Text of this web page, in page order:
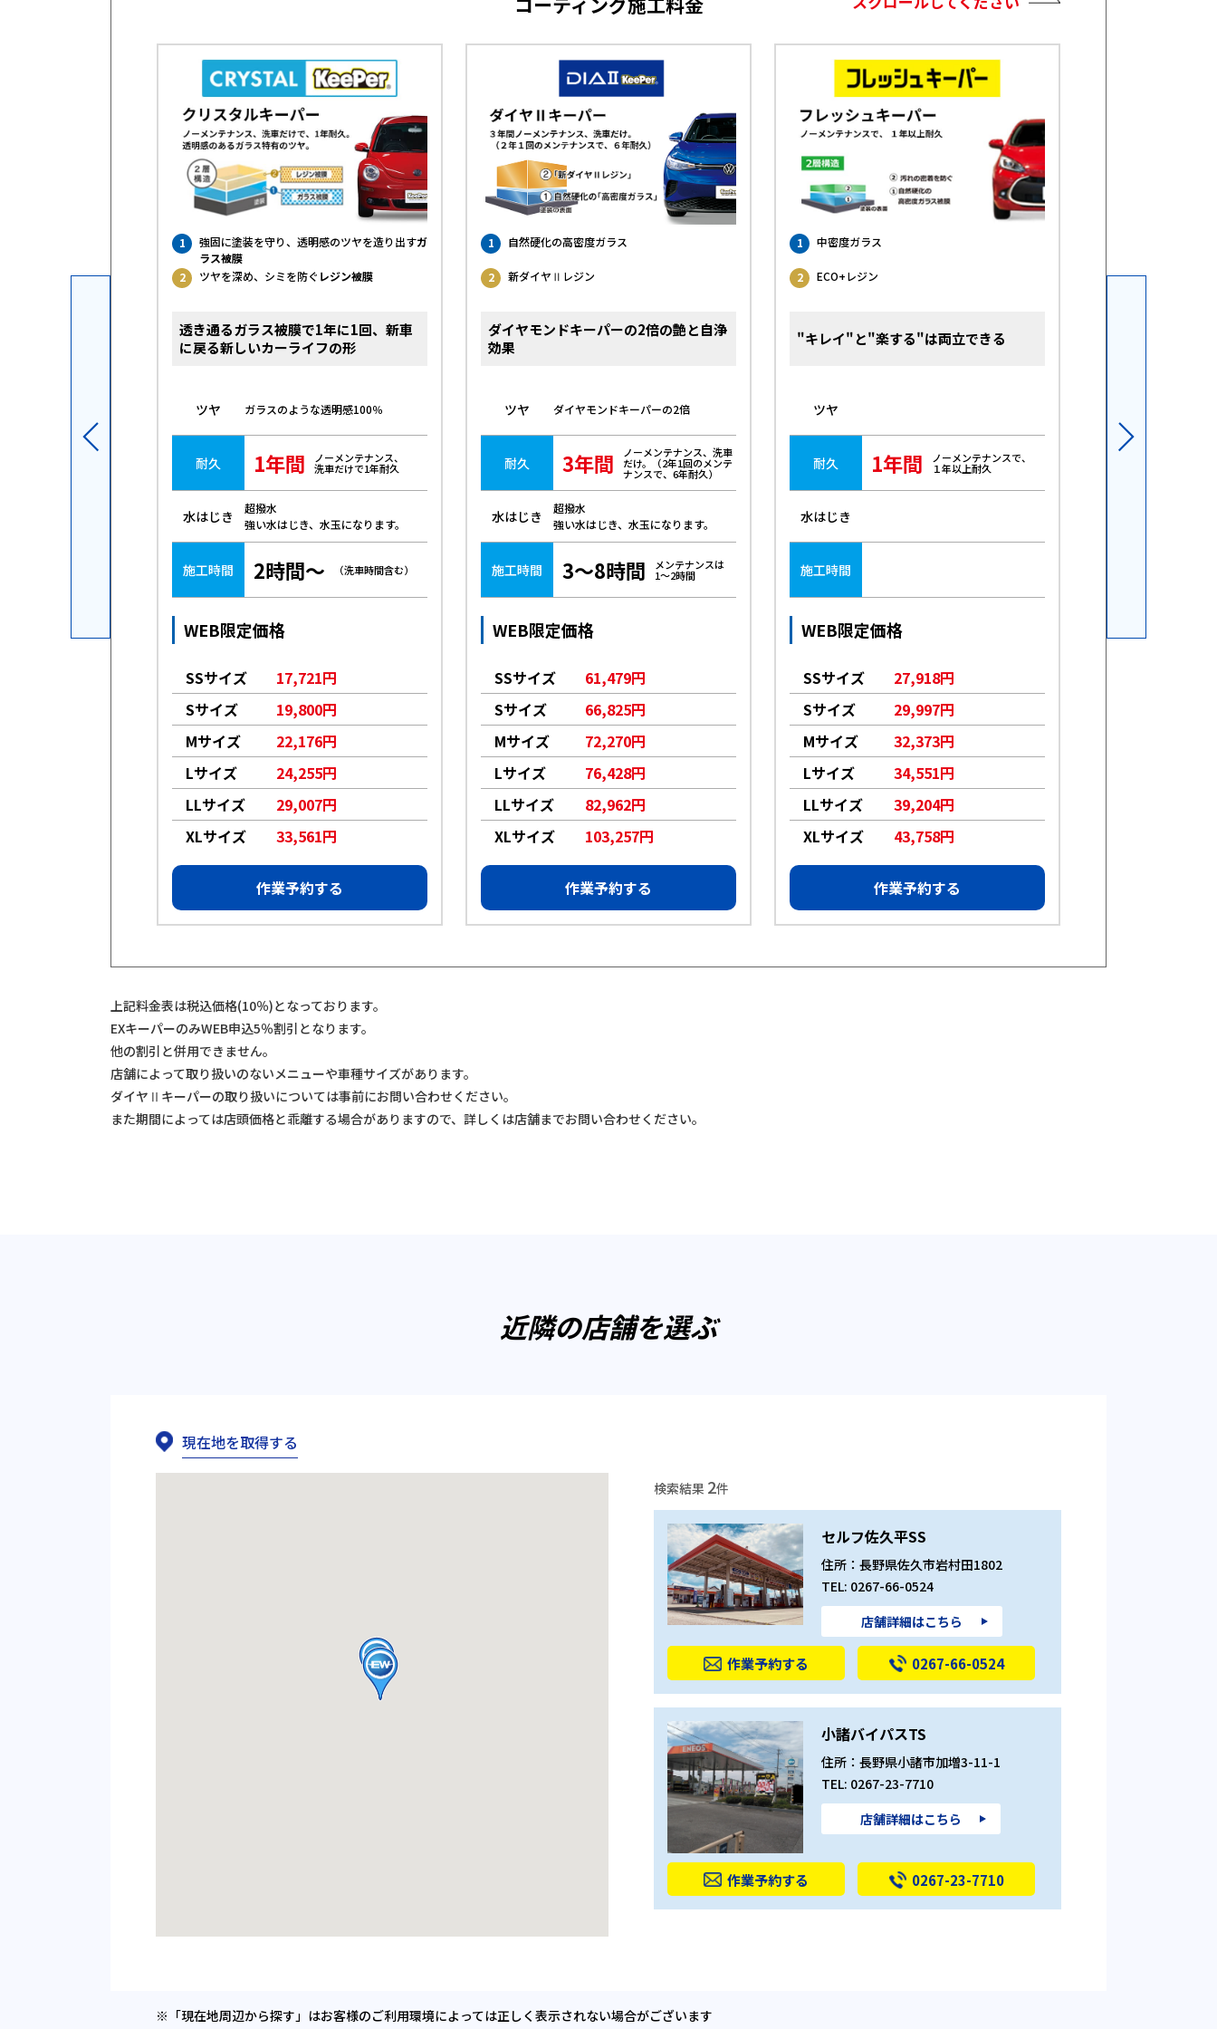
1 強固に塗装を守り、透明感のツヤを造り出すガ
ラス被膜
2
ツヤを深め、シミを防ぐ レジン被膜
透き通るガラス被膜で1年に1回、新車
に戻る新しいカーライフの形
ツヤ ガラスのような透明感100％
耐久 1年間 ノーメンテナンス、
洗車だけで1年耐久
水はじき
超撥水
強い水はじき、水玉になります。
施工時間 2時間～ （洗車時間含む）
WEB限定価格
SSサイズ
17,721円
Sサイズ
19,800円
Mサイズ
22,176円
Lサイズ
24,255円
LLサイズ
29,007円
XLサイズ
33,561円
作業予約する
1 自然硬化の高密度ガラス
2 新ダイヤⅡレジン
ダイヤモンドキーパーの2倍の艶と自浄
効果
ツヤ ダイヤモンドキーパーの2倍
耐久 3年間 ノーメンテナンス、洗車
だけ。（2年1回のメンテ
ナンスで、6年耐久）
水はじき
超撥水
強い水はじき、水玉になります。
施工時間 3～8時間 メンテナンスは
1～2時間
WEB限定価格
SSサイズ
61,479円
Sサイズ
66,825円
Mサイズ
72,270円
Lサイズ
76,428円
LLサイズ
82,962円
XLサイズ
103,257円
作業予約する
1 中密度ガラス
2 ECO+レジン
"キレイ"と"楽する"は両立できる
ツヤ
耐久 1年間 ノーメンテナンスで、
１年以上耐久
水はじき
施工時間
WEB限定価格
SSサイズ
27,918円
Sサイズ
29,997円
Mサイズ
32,373円
Lサイズ
34,551円
LLサイズ
39,204円
XLサイズ
43,758円
作業予約する
2 高密度ガラス被膜
上記料金表は税込価格(10％)となっております。
EXキーパーのみWEB申込5％割引となります。
他の割引と併用できません。
店舗によって取り扱いのないメニューや車種サイズがあります。
ダイヤⅡキーパーの取り扱いについては事前にお問い合わせください。
また期間によっては店頭価格と乖離する場合がありますので、詳しくは店舗までお問い合わせください。
近隣の店舗を選ぶ
現在地を取得する
検索結果 2件
セルフ佐久平SS
住所：長野県佐久市岩村田1802
TEL: 0267-66-0524
店舗詳細はこちら
作業予約する 0267-66-0524
小諸バイパスTS
住所：長野県小諸市加増3-11-1
TEL: 0267-23-7710
店舗詳細はこちら
作業予約する 0267-23-7710
※「現在地周辺から探す」はお客様のご利用環境によっては正しく表示されない場合がございます